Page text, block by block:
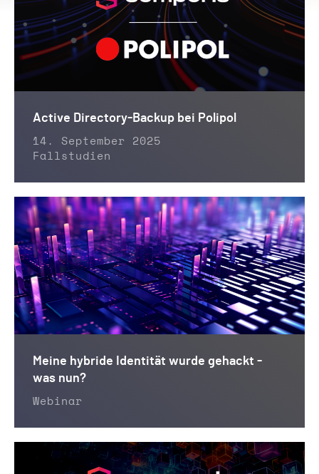
Active Directory-Backup bei Polipol
14. September 2025
Fallstudien
Meine hybride Identität wurde gehackt -
was nun?
Webinar